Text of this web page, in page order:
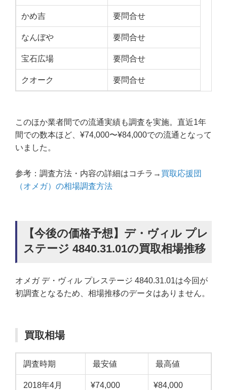
かめ吉 要問合せ
なんぼや 要問合せ
宝石広場 要問合せ
クオーク 要問合せ
このほか業者間での流通実績も調査を実施。直近1年
間での数本ほど、¥74,000〜¥84,000での流通となって
いました。
参考：調査方法・内容の詳細はコチラ→ 買取応援団
（オメガ）の相場調査方法
【今後の価格予想】デ・ヴィル プレ
ステージ 4840.31.01の買取相場推移
オメガ デ・ヴィル プレステージ 4840.31.01は今回が
初調査となるため、相場推移のデータはありません。
買取相場
調査時期 最安値 最高値
2018年4月 ¥74,000 ¥84,000